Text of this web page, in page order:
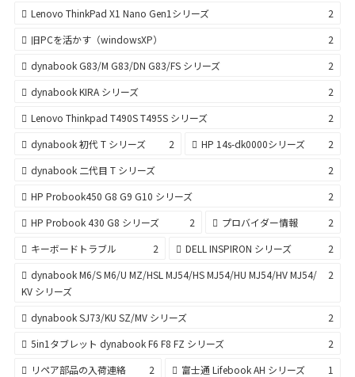
Lenovo ThinkPad X1 Nano Gen1シリーズ
2
旧PCを活かす（windowsXP）
2
dynabook G83/M G83/DN G83/FS シリーズ
2
dynabook KIRA シリーズ
2
Lenovo Thinkpad T490S T495S シリーズ
2
dynabook 初代 T シリーズ
2 HP 14s-dk0000シリーズ
2
dynabook 二代目 T シリーズ
2
HP Probook450 G8 G9 G10 シリーズ
2
HP Probook 430 G8 シリーズ
2 プロバイダー情報
2
キーボードトラブル
2 DELL INSPIRON シリーズ
2
dynabook M6/S M6/U MZ/HSL MJ54/HS MJ54/HU MJ54/HV MJ54/
KV シリーズ
2
dynabook SJ73/KU SZ/MV シリーズ
2
5in1タブレット dynabook F6 F8 FZ シリーズ
2
リペア部品の入荷連絡
2 富士通 Lifebook AH シリーズ
1